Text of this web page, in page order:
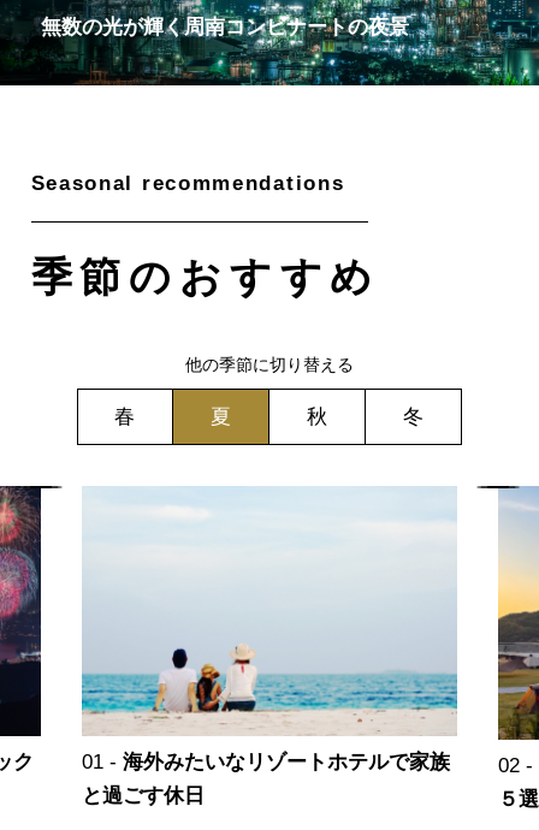
無数の光が輝く周南コンビナートの夜景
季節のおすすめ
他の季節に切り替える
春 夏 秋 冬
ク
海外みたいなリゾートホテルで家族
と過ごす休日
５選